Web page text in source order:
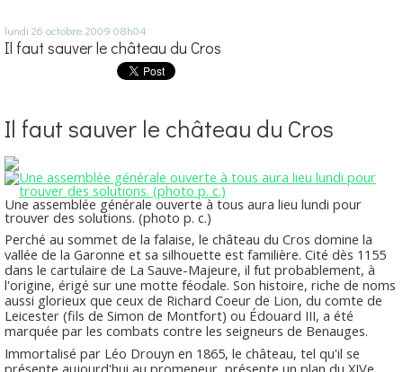
lundi 26 octobre 2009 08h04
Il faut sauver le château du Cros
Il faut sauver le château du Cros
Une assemblée générale ouverte à tous aura lieu lundi pour
trouver des solutions. (photo p. c.)
Perché au sommet de la falaise, le château du Cros domine la
vallée de la Garonne et sa silhouette est familière. Cité dès 1155
dans le cartulaire de La Sauve-Majeure, il fut probablement, à
l'origine, érigé sur une motte féodale. Son histoire, riche de noms
aussi glorieux que ceux de Richard Coeur de Lion, du comte de
Leicester (fils de Simon de Montfort) ou Édouard III, a été
marquée par les combats contre les seigneurs de Benauges.
Immortalisé par Léo Drouyn en 1865, le château, tel qu'il se